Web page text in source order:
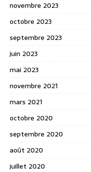
novembre 2023
octobre 2023
septembre 2023
juin 2023
mai 2023
novembre 2021
mars 2021
octobre 2020
septembre 2020
août 2020
juillet 2020